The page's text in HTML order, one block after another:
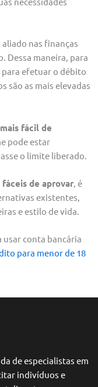
nas finanças
Dessa maneira, para
efetuar o débito
são as mais elevadas
fácil de
pode estar
o limite liberado.
de aprovar, é
existentes,
e estilo de vida.
usar conta bancária
para menor de 18
de especialistas em
indivíduos e